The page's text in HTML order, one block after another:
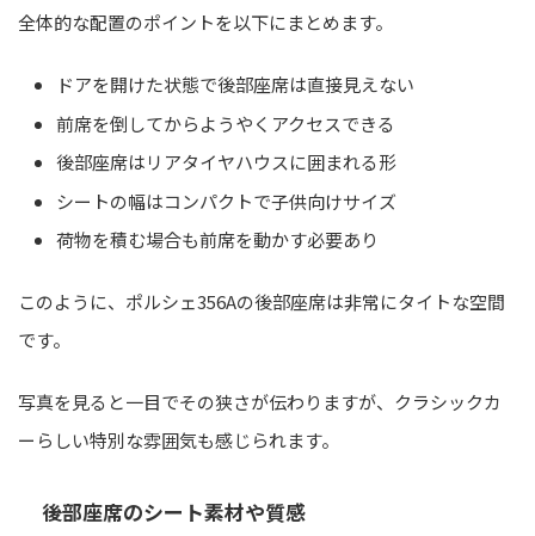
全体的な配置のポイントを以下にまとめます。
ドアを開けた状態で後部座席は直接見えない
前席を倒してからようやくアクセスできる
後部座席はリアタイヤハウスに囲まれる形
シートの幅はコンパクトで子供向けサイズ
荷物を積む場合も前席を動かす必要あり
このように、ポルシェ356Aの後部座席は非常にタイトな空間
です。
写真を見ると一目でその狭さが伝わりますが、クラシックカ
ーらしい特別な雰囲気も感じられます。
後部座席のシート素材や質感